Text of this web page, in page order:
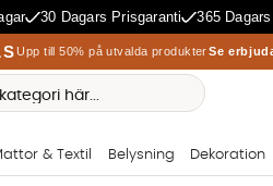
30 Dagars Prisgaranti 365
Upp till 50% på utvalda produkterSe
& Textil Belysning Dekoration